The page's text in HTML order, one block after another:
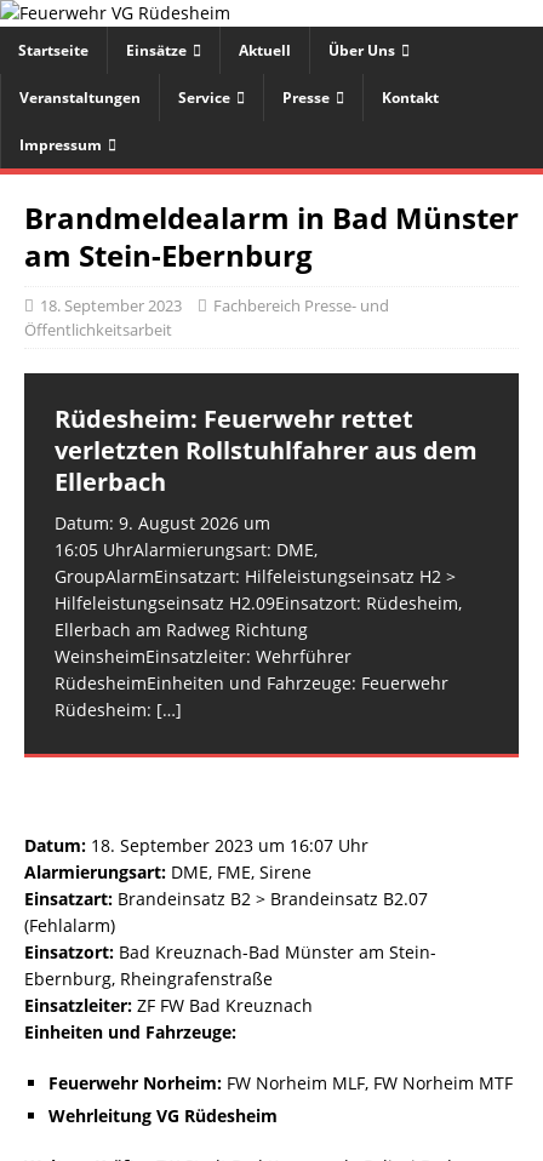
Startseite Einsätze Aktuell Über Uns
Veranstaltungen Service Presse Kontakt
Impressum
Brandmeldealarm in Bad Münster
am Stein-Ebernburg
18. September 2023
Fachbereich Presse- und
Öffentlichkeitsarbeit
Rüdesheim: Feuerwehr rettet
verletzten Rollstuhlfahrer aus dem
Ellerbach
Datum: 9. August 2026 um
16:05 UhrAlarmierungsart: DME,
GroupAlarmEinsatzart: Hilfeleistungseinsatz H2 >
Hilfeleistungseinsatz H2.09Einsatzort: Rüdesheim,
Ellerbach am Radweg Richtung
WeinsheimEinsatzleiter: Wehrführer
RüdesheimEinheiten und Fahrzeuge: Feuerwehr
Rüdesheim: […]
Datum: 18. September 2023 um 16:07 Uhr
Alarmierungsart: DME, FME, Sirene
Einsatzart: Brandeinsatz B2 > Brandeinsatz B2.07
(Fehlalarm)
Einsatzort: Bad Kreuznach-Bad Münster am Stein-
Ebernburg, Rheingrafenstraße
Einsatzleiter: ZF FW Bad Kreuznach
Einheiten und Fahrzeuge:
Feuerwehr Norheim: FW Norheim MLF, FW Norheim MTF
Wehrleitung VG Rüdesheim